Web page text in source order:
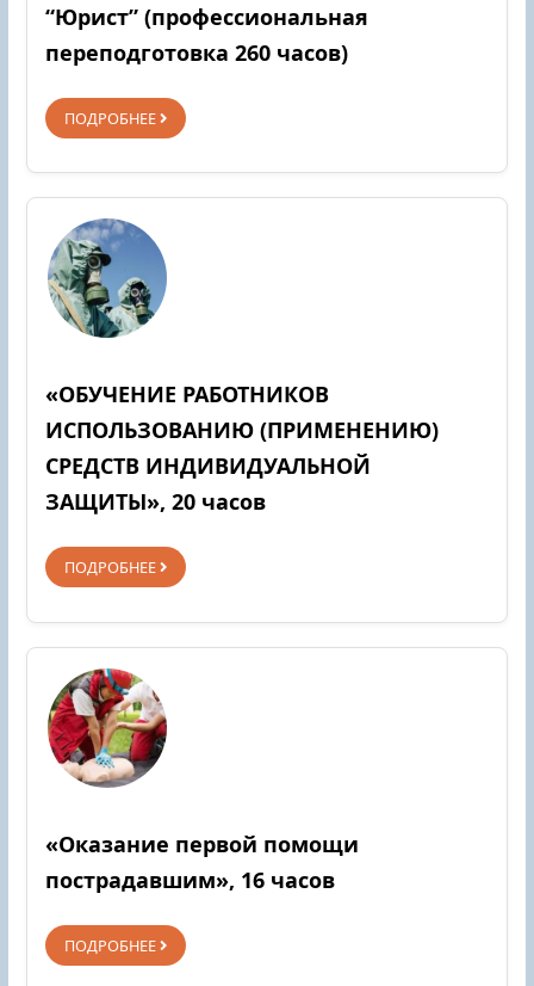
“Юрист” (профессиональная
переподготовка 260 часов)
ПОДРОБНЕЕ
«ОБУЧЕНИЕ РАБОТНИКОВ
ИСПОЛЬЗОВАНИЮ (ПРИМЕНЕНИЮ)
СРЕДСТВ ИНДИВИДУАЛЬНОЙ
ЗАЩИТЫ», 20 часов
ПОДРОБНЕЕ
«Оказание первой помощи
пострадавшим», 16 часов
ПОДРОБНЕЕ